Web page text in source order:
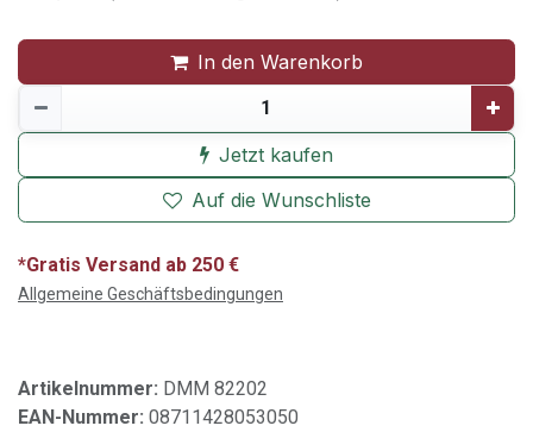
In den Warenkorb
Jetzt kaufen
Auf die Wunschliste
*Gratis Versand ab 250 €
Allgemeine Geschäftsbedingungen
Artikelnummer: DMM 82202
EAN-Nummer: 08711428053050